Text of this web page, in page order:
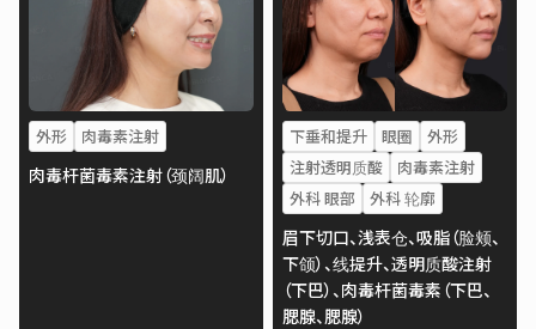
外形 肉毒素注射
肉毒杆菌毒素注射（颈阔肌）
下垂和提升 眼圈
外形
注射透明质酸
肉毒素注射
外科 眼部
外科 轮廓
眉下切口、浅表仓、吸脂（脸颊、
下颌）、线提升、透明质酸注射
（下巴）、肉毒杆菌毒素（下巴、
腮腺、腮腺）